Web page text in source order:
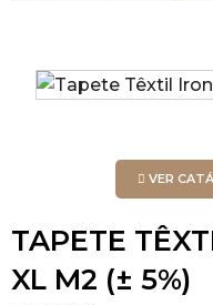
VER
TAPETE
XL M2 (± 5%)